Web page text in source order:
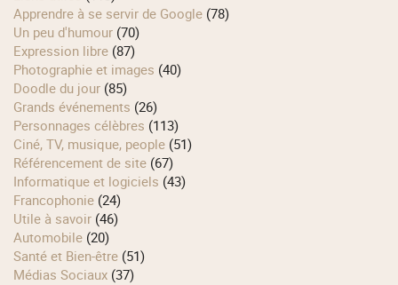
Apprendre à se servir de Google (78)
Un peu d'humour (70)
Expression libre (87)
Photographie et images (40)
Doodle du jour (85)
Grands événements (26)
Personnages célèbres (113)
Ciné, TV, musique, people (51)
Référencement de site (67)
Informatique et logiciels (43)
Francophonie (24)
Utile à savoir (46)
Automobile (20)
Santé et Bien-être (51)
Médias Sociaux (37)